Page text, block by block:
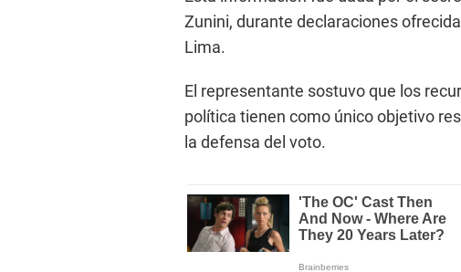
Zunini, durante declaraciones
Lima.
El representante sostuvo que los
política tienen como único objetivo
la defensa del voto.